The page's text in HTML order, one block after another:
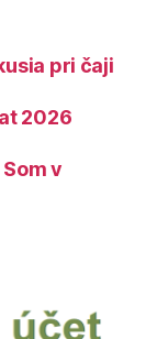
pri čaji
2026
Som v